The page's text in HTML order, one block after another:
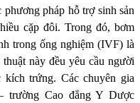
pháp hỗ trợ sinh sản
cặp đôi. Trong đó, bơm
trong ống nghiệm (IVF) là
này đều yêu cầu người
trứng. Các chuyên gia
trường Cao đẳng Y Dược